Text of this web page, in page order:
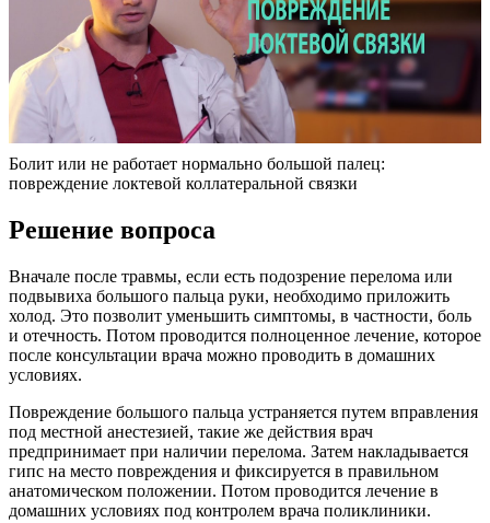
Болит или не работает нормально большой палец:
повреждение локтевой коллатеральной связки
Решение вопроса
Вначале после травмы, если есть подозрение перелома или
подвывиха большого пальца руки, необходимо приложить
холод. Это позволит уменьшить симптомы, в частности, боль
и отечность. Потом проводится полноценное лечение, которое
после консультации врача можно проводить в домашних
условиях.
Повреждение большого пальца устраняется путем вправления
под местной анестезией, такие же действия врач
предпринимает при наличии перелома. Затем накладывается
гипс на место повреждения и фиксируется в правильном
анатомическом положении. Потом проводится лечение в
домашних условиях под контролем врача поликлиники.